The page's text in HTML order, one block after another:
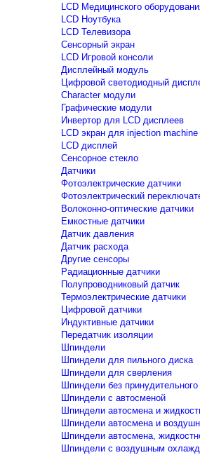
LCD Медицинского
LCD Ноутбука
LCD Телевизора
Сенсорный экран
LCD Игровой консоли
Дисплейный модуль
Цифровой светодиодный
Сharacter модули
Графические модули
Инвертор для LCD дисплеев
LCD экран для injection machine
LCD дисплей
Сенсорное стекло
Датчики
Фотоэлектрические датчики
Фотоэлектрический
Волоконно-оптические датчики
Емкостные датчики
Датчик давления
Датчик расхода
Другие сенсоры
Радиационные датчики
Полупроводниковый датчик
Термоэлектрические датчики
Цифровой датчики
Индуктивные датчики
Передатчик изоляции
Шпиндели
Шпиндели для пильного диска
Шпиндели для сверления
Шпиндели без
Шпиндели с автосменой
Шпиндели автосмена и
Шпиндели автосмена и
Шпиндели автосмена,
Шпиндели с воздушным